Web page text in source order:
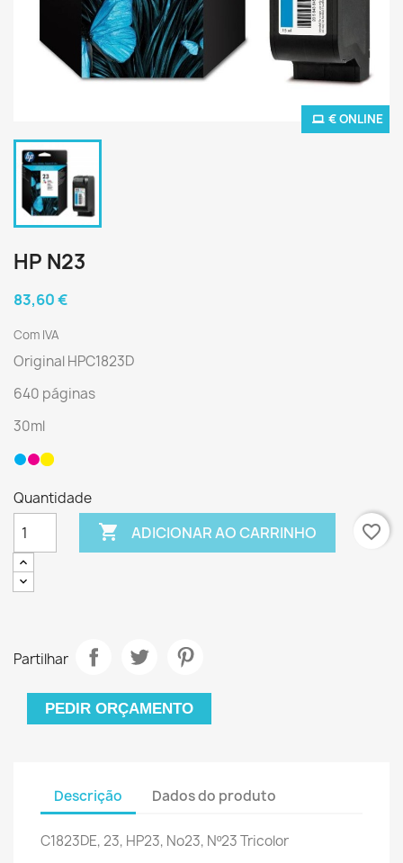
€ ONLINE
HP N23
83,60 €
Com IVA
Original HPC1823D
640 páginas
30ml
Quantidade
 ADICIONAR AO CARRINHO favorite_border
Partilhar
PEDIR ORÇAMENTO
Descrição Dados do produto
C1823DE, 23, HP23, No23, Nº23 Tricolor